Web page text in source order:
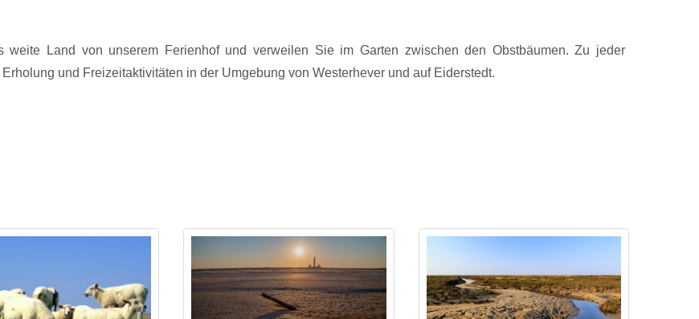
Land von unserem Ferienhof und verweilen Sie im Garten zwischen den Obstbäumen. Zu jeder
und Freizeitaktivitäten in der Umgebung von Westerhever und auf Eiderstedt.